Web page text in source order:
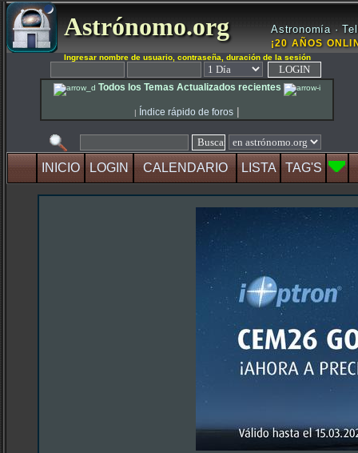
Astrónomo.org Astronomía ·
¡20 AÑOS
Ingresar nombre de usuario, contraseña, duración de la sesión
Todos los Temas Actualizados recientes
| Índice rápido de foros |
INICIO LOGIN CALENDARIO LISTA TAG'S